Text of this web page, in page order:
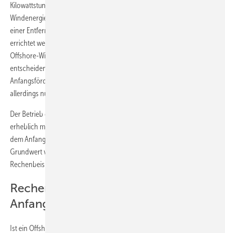
Kilowattstunde (kWh). Diese Frist kann verlängert werden, wenn die
Windenergie-Anlagen in Wassertiefen von mehr als 20 Metern und in
einer Entfernung von mehr als zwölf Seemeilen von der Küste
errichtet werden. (…) Alternativ können sich die Betreiber von
Offshore-Windanlagen auch für das sogenannte Stauchungsmodell
entscheiden. Mit ihm erhalten Betreiber eine höhere
Anfangsförderung als im Basismodell (19,4 statt 15,4 Cent/kWh),
allerdings nur für einen verkürzten Zeitraum von acht Jahren.“
Der Betrieb der Offshore-Windparks während der ersten Jahre bringt
erheblich mehr Geld pro Kilowattstunde als die späteren Jahre: „Nach
dem Anfangsförderungszeitraum sinkt die Förderung auf den
Grundwert von 3,9 Cent je Kilowattstunde.“ Dazu zwei
Rechenbeispiele:
Rechenbeispiel: Lange
Anfangsvergütung
Ist ein Offshore-Windpark relativ weit von der Küste entfernt